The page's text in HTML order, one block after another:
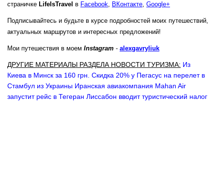
страничке LifeIsTravel в Facebook, ВКонтакте, Google+
Подписывайтесь и будьте в курсе подробностей моих путешествий,
актуальных маршрутов и интересных предложений!
Мои путешествия в моем Instagram - alexgavryliuk
ДРУГИЕ МАТЕРИАЛЫ РАЗДЕЛА НОВОСТИ ТУРИЗМА: Из
Киева в Минск за 160 грн. Скидка 20% у Пегасус на перелет в
Стамбул из Украины Иранская авиакомпания Mahan Air
запустит рейс в Тегеран Лиссабон вводит туристический налог